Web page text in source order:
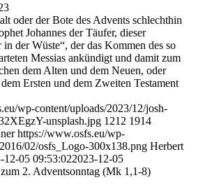
oder der Bote des Advents schlechthin
Johannes der Täufer, dieser
in der Wüste“, der das Kommen des so
Messias ankündigt und damit zum
dem Alten und dem Neuen, oder
Ersten und dem Zweiten Testament
wp-content/uploads/2023/12/josh-
unsplash.jpg 1212 1914
https://www.osfs.eu/wp-
02/osfs_Logo-300x138.png Herbert
12-05 09:53:022023-12-05
2. Adventsonntag (Mk 1,1-8)